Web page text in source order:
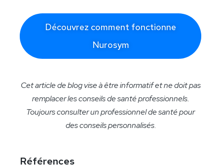
Découvrez comment fonctionne
Nurosym
Cet article de blog vise à être informatif et ne doit pas
remplacer les conseils de santé professionnels.
Toujours consulter un professionnel de santé pour
des conseils personnalisés.
Références